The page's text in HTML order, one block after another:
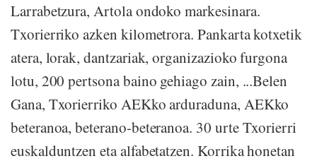
Larrabetzura, Artola ondoko markesinara.
Txorierriko azken kilometrora. Pankarta kotxetik
atera, lorak, dantzariak, organizazioko furgona
lotu, 200 pertsona baino gehiago zain, ...Belen
Gana, Txorierriko AEKko arduraduna, AEKko
beteranoa, beterano-beteranoa. 30 urte Txorierri
euskalduntzen eta alfabetatzen. Korrika honetan